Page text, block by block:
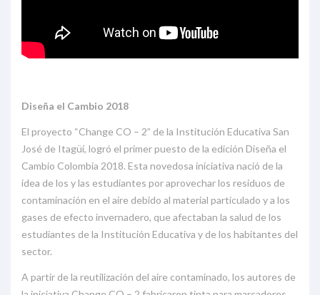
Diseña el Cambio 2018
El proyecto “Change CO – 2” de la Institución Educativa San
José de Itagüí, logró el primer puesto de la edición Diseña el
Cambio Colombia 2018. Esta novedosa iniciativa nació de la
idea de los y las estudiantes por aprovechar los residuos de
contaminación en el aire debido al material particulado y a los
gases de efecto invernadero, que afectaban la salud de los
estudiantes de la Institución Educativa y de los habitantes del
sector.
A partir de la reutilización del aire contaminado, los autores de